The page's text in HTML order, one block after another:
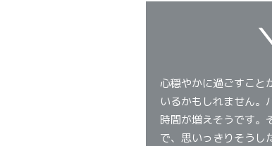
心穏やかに過ごすこと
いるかもしれません。
時間が増えそうです。
で、思いっきりそうし